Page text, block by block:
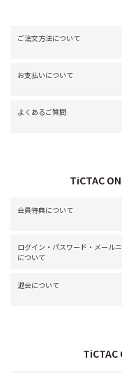
ご注文方法について
お支払いについて
よくあるご質問
TiCTAC
会員特典について
ログイン・パスワード・メール
について
退会について
TiCTAC